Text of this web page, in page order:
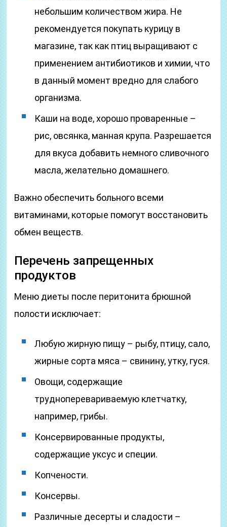
небольшим количеством жира. Не
рекомендуется покупать курицу в
магазине, так как птиц выращивают с
применением антибиотиков и химии, что
в данный момент вредно для слабого
организма.
Каши на воде, хорошо проваренные –
рис, овсянка, манная крупа. Разрешается
для вкуса добавить немного сливочного
масла, желательно домашнего.
Важно обеспечить больного всеми
витаминами, которые помогут восстановить
обмен веществ.
Перечень запрещенных
продуктов
Меню диеты после перитонита брюшной
полости исключает:
Любую жирную пищу – рыбу, птицу, сало,
жирные сорта мяса – свинину, утку, гуся.
Овощи, содержащие
трудноперевариваемую клетчатку,
например, грибы.
Консервированные продукты,
содержащие уксус и специи.
Копчености.
Консервы.
Различные десерты и сладости –